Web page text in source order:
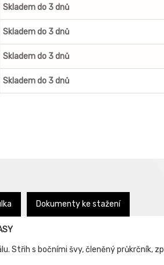
Skladem do 3 dnů
Skladem do 3 dnů
Skladem do 3 dnů
Skladem do 3 dnů
Dokumenty ke stažení
Střih s bočními švy, členěný průkrčník,